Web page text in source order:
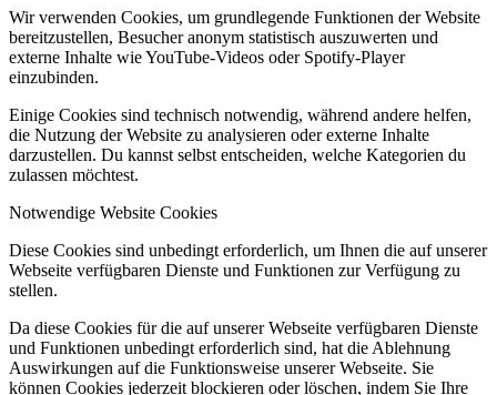
Wir verwenden Cookies, um grundlegende Funktionen der Website
bereitzustellen, Besucher anonym statistisch auszuwerten und
externe Inhalte wie YouTube-Videos oder Spotify-Player
einzubinden.
Einige Cookies sind technisch notwendig, während andere helfen,
die Nutzung der Website zu analysieren oder externe Inhalte
darzustellen. Du kannst selbst entscheiden, welche Kategorien du
zulassen möchtest.
Notwendige Website Cookies
Diese Cookies sind unbedingt erforderlich, um Ihnen die auf unserer
Webseite verfügbaren Dienste und Funktionen zur Verfügung zu
stellen.
Da diese Cookies für die auf unserer Webseite verfügbaren Dienste
und Funktionen unbedingt erforderlich sind, hat die Ablehnung
Auswirkungen auf die Funktionsweise unserer Webseite. Sie
können Cookies jederzeit blockieren oder löschen, indem Sie Ihre